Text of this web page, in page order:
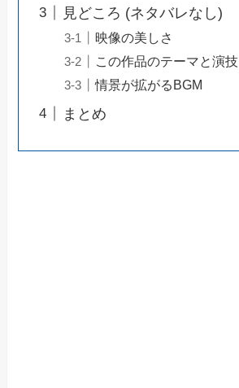
見どころ (ネタバレなし)
映像の美しさ
この作品のテーマと演技
情景が拡がるBGM
まとめ